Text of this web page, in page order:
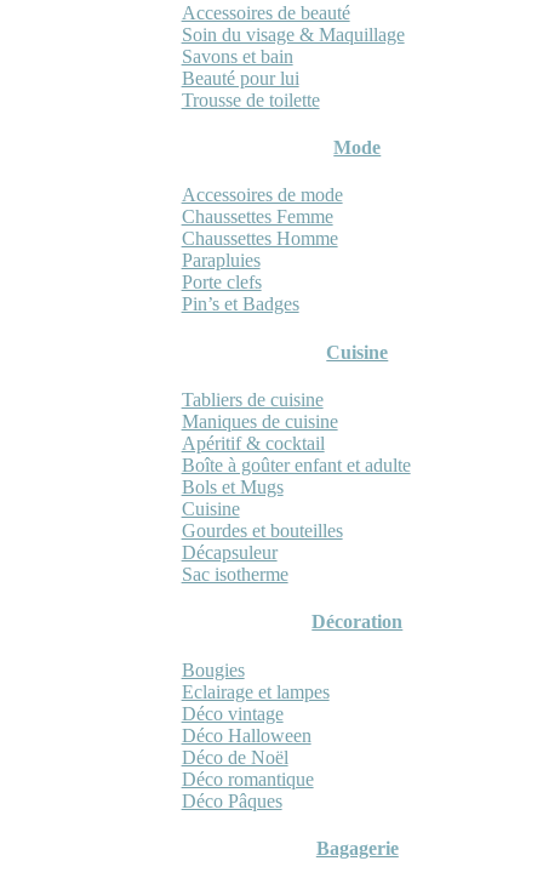
Accessoires de beauté
Soin du visage & Maquillage
Savons et bain
Beauté pour lui
Trousse de toilette
Mode
Accessoires de mode
Chaussettes Femme
Chaussettes Homme
Parapluies
Porte clefs
Pin’s et Badges
Cuisine
Tabliers de cuisine
Maniques de cuisine
Apéritif & cocktail
Boîte à goûter enfant et adulte
Bols et Mugs
Cuisine
Gourdes et bouteilles
Décapsuleur
Sac isotherme
Décoration
Bougies
Eclairage et lampes
Déco vintage
Déco Halloween
Déco de Noël
Déco romantique
Déco Pâques
Bagagerie